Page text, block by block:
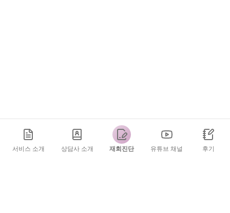
서비스 소개 상담사 소개 재회진단 유튜브 채널 후기